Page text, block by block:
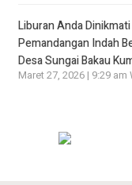
Liburan Anda
Pemandangan Indah
Desa Sungai Bakau
Maret 27, 2026 | 9:29 am